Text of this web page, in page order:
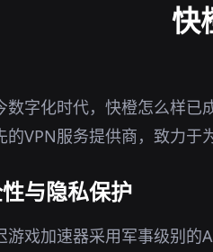
快
数字化时代，快橙怎么样已
的VPN服务提供商，致力于
与隐私保护
游戏加速器采用军事级别的